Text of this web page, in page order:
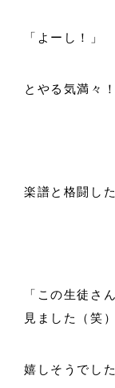
「よーし！」
とやる気満々！
楽譜と格闘し
「この生徒さ
見ました（笑）
嬉しそうでした